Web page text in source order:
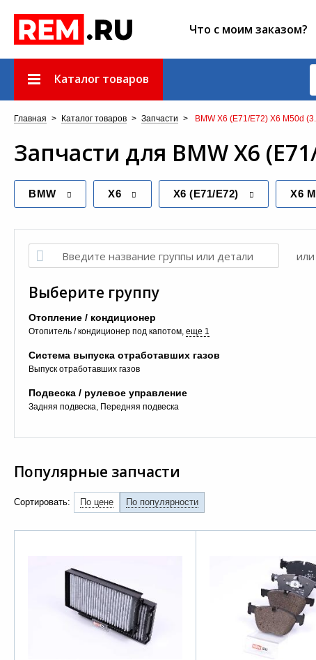
Что с моим заказом?
Каталог товаров
Главная > Каталог товаров > Запчасти > BMW X6 (E71/E72) X6 M50d
Запчасти для BMW X6
BMW X6 X6 (E71/E72) X6
Выберите группу
Отопление / кондиционер
Отопитель / кондиционер под капотом еще 1
Система выпуска отработавших газов
Выпуск отработавших газов
Подвеска / рулевое управление
Задняя подвеска Передняя подвеска
Популярные запчасти
Сортировать: По цене По популярности